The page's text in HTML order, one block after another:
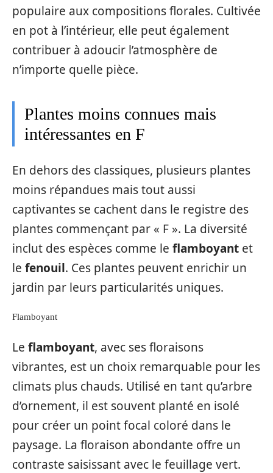
populaire aux compositions florales. Cultivée
en pot à l’intérieur, elle peut également
contribuer à adoucir l’atmosphère de
n’importe quelle pièce.
Plantes moins connues mais
intéressantes en F
En dehors des classiques, plusieurs plantes
moins répandues mais tout aussi
captivantes se cachent dans le registre des
plantes commençant par « F ». La diversité
inclut des espèces comme le flamboyant et
le fenouil. Ces plantes peuvent enrichir un
jardin par leurs particularités uniques.
Flamboyant
Le flamboyant, avec ses floraisons
vibrantes, est un choix remarquable pour les
climats plus chauds. Utilisé en tant qu’arbre
d’ornement, il est souvent planté en isolé
pour créer un point focal coloré dans le
paysage. La floraison abondante offre un
contraste saisissant avec le feuillage vert.